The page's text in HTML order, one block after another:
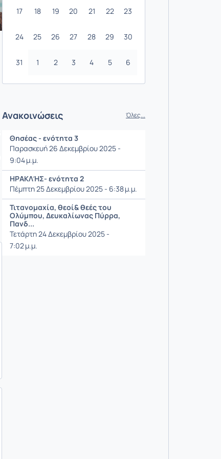
17 18 19 20 21 22 23
24 25 26 27 28 29 30
31 1 2 3 4 5 6
Ανακοινώσεις Όλες...
Θησέας - ενότητα 3
Παρασκευή 26 Δεκεμβρίου 2025 -
9:04 μ.μ.
ΗΡΑΚΛΉΣ- ενότητα 2
Πέμπτη 25 Δεκεμβρίου 2025 - 6:38 μ.μ.
Τιτανομαχία, θεοί& θεές του
Ολύμπου, Δευκαλίωνας Πύρρα,
Πανδ...
Τετάρτη 24 Δεκεμβρίου 2025 -
7:02 μ.μ.